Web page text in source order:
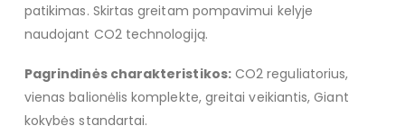
patikimas. Skirtas greitam pompavimui kelyje
naudojant CO2 technologiją.
Pagrindinės charakteristikos:CO2 reguliatorius,
vienas balionėlis komplekte, greitai veikiantis, Giant
kokybės standartai.